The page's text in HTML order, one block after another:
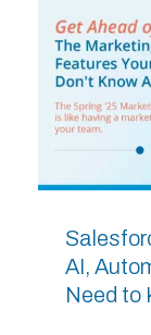
AI,
Need to